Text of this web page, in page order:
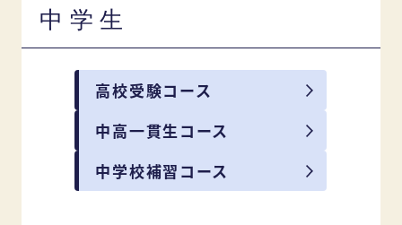
中学生
高校受験コース
中高一貫生コース
中学校補習コース